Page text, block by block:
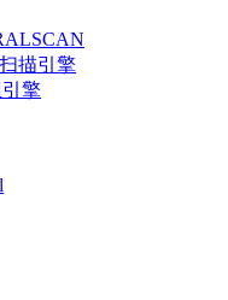
描引擎
擎